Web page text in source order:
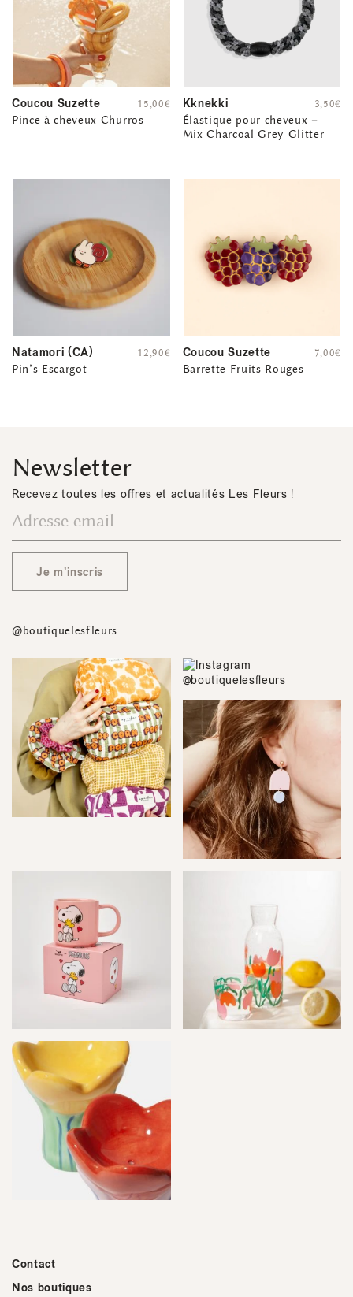
Coucou Suzette
Pince à cheveux Churros
15,00€ Kknekki
Élastique pour cheveux –
Mix Charcoal Grey Glitter
3,50€
Natamori (CA)
Pin’s Escargot
12,90€ Coucou Suzette
Barrette Fruits Rouges
7,00€
Newsletter
Recevez toutes les offres et actualités Les Fleurs !
Je m'inscris
@boutiquelesfleurs
Contact
Nos boutiques